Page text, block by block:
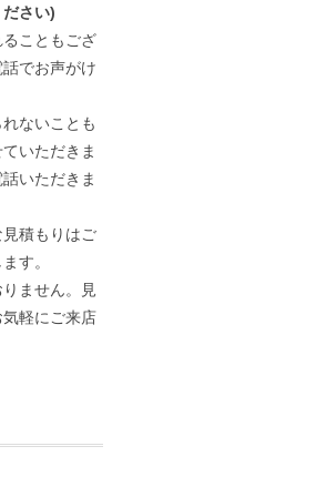
さい)
こともござ
でお声がけ
ないことも
いただきま
いただきま
積もりはご
す。
ません。見
軽にご来店